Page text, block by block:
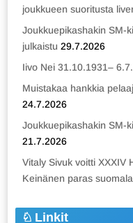
joukkueen suoritusta
Joukkuepikashakin SM-
julkaistu 29.7.2026
Iivo Nei 31.10.1931–
Muistakaa hankkia
24.7.2026
Joukkuepikashakin SM-
21.7.2026
Vitaly Sivuk voitti XXXIV
Keinänen paras
Linkit